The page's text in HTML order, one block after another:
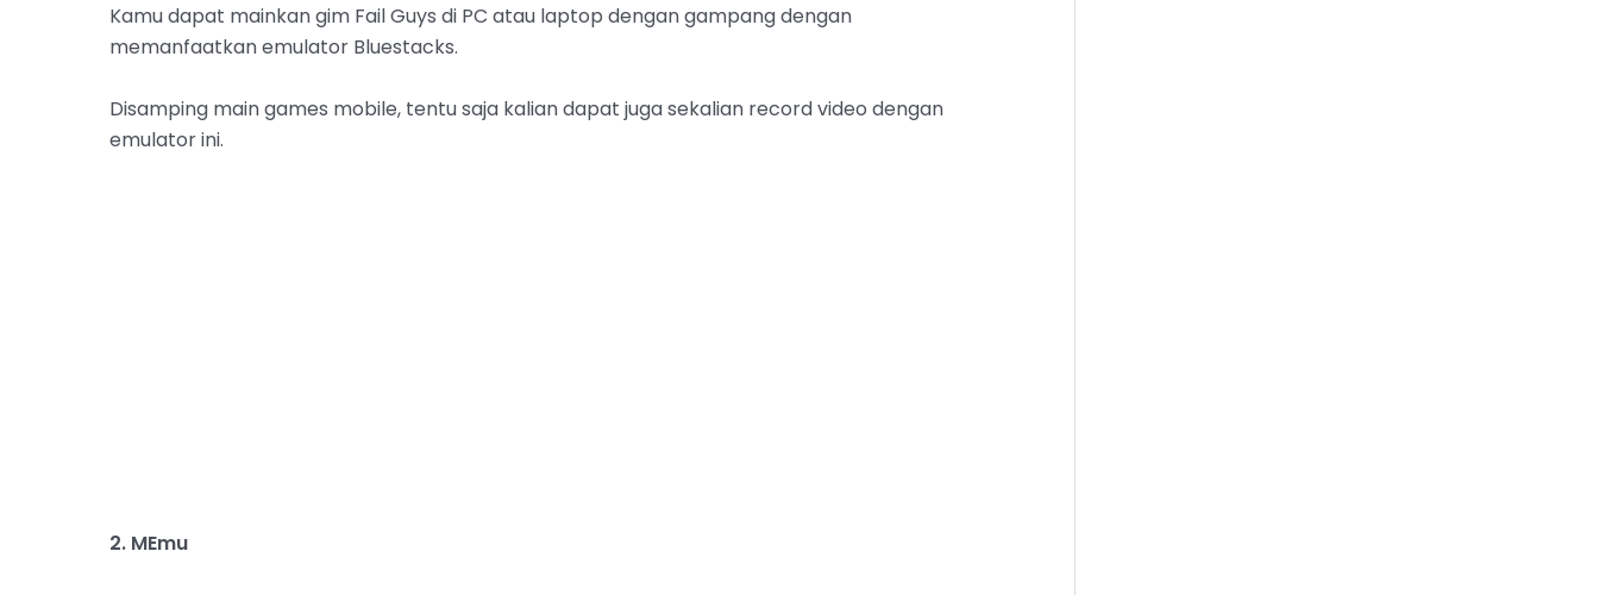
Kamu dapat mainkan gim Fail Guys di PC atau laptop dengan gampang dengan
memanfaatkan emulator Bluestacks.
Disamping main games mobile, tentu saja kalian dapat juga sekalian record video dengan
emulator ini.
2. MEmu